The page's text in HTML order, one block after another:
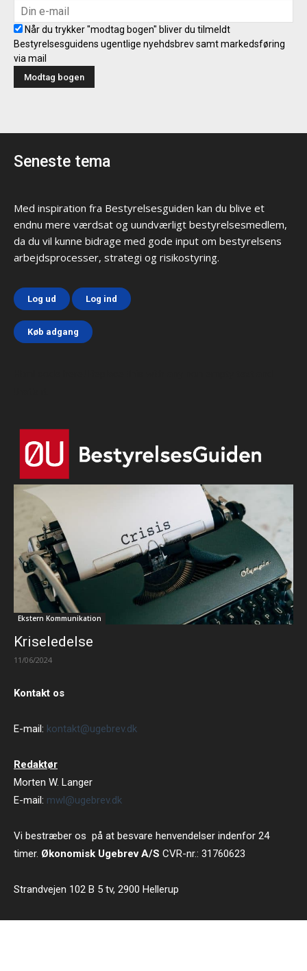
Når du trykker "modtag bogen" bliver du tilmeldt
Bestyrelsesguidens ugentlige nyehdsbrev samt markedsføring
via mail
Seneste tema
Med inspiration fra Bestyrelsesguiden kan du blive et
endnu mere værdsat og uundværligt bestyrelsesmedlem,
da du vil kunne bidrage med gode input om bestyrelsens
arbejdsprocesser, strategi og risikostyring.
Log ud Log ind
Køb adgang
Ekstern Kommunikation
Kriseledelse
11/06/2024
Kontakt os
E-mail: kontakt@ugebrev.dk
Redaktør
Morten W. Langer
E-mail: mwl@ugebrev.dk
Vi bestræber os på at besvare henvendelser indenfor 24
timer. Økonomisk Ugebrev A/S CVR-nr.: 31760623
Strandvejen 102 B 5 tv, 2900 Hellerup